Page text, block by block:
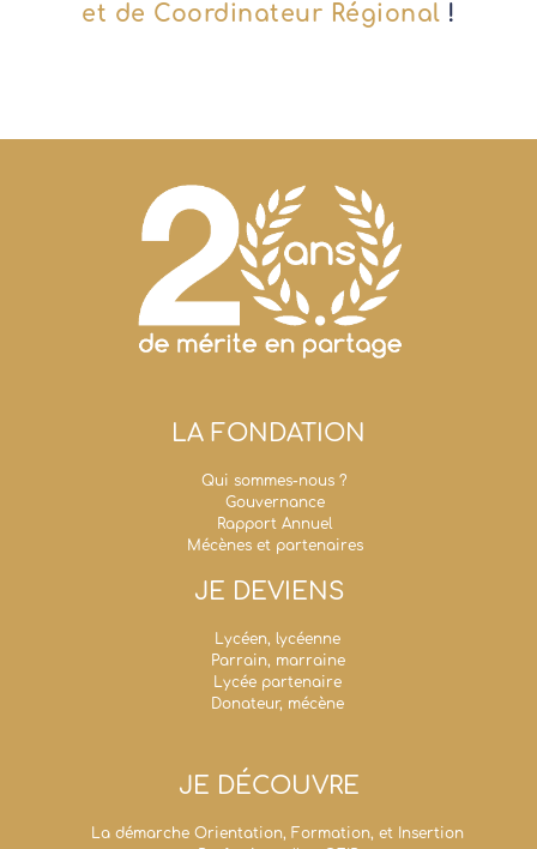
et de Coordinateur Régional !
LA FONDATION
Qui sommes-nous ?
Gouvernance
Rapport Annuel
Mécènes et partenaires
JE DEVIENS
Lycéen, lycéenne
Parrain, marraine
Lycée partenaire
Donateur, mécène
JE DÉCOUVRE
La démarche Orientation, Formation, et Insertion